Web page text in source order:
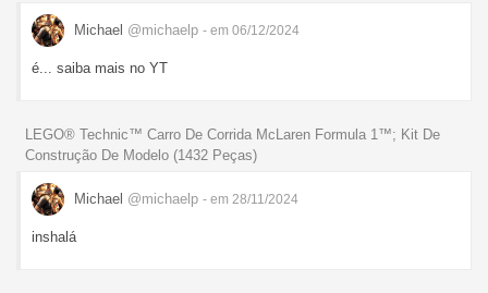
Michael @michaelp - em 06/12/2024
é... saiba mais no YT
LEGO® Technic™ Carro De Corrida McLaren Formula 1™; Kit De
Construção De Modelo (1432 Peças)
Michael @michaelp - em 28/11/2024
inshalá